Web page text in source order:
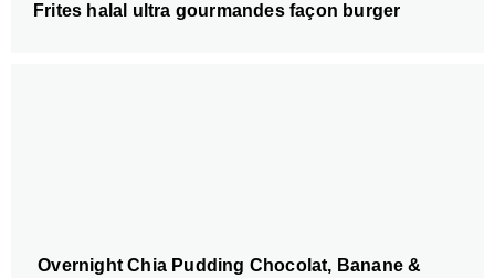
Frites halal ultra gourmandes façon burger
Overnight Chia Pudding Chocolat, Banane &